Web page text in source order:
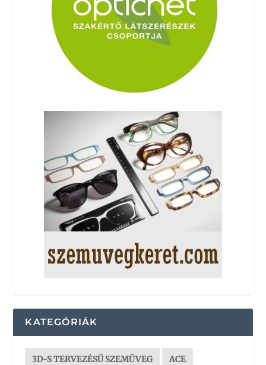
KATEGÓRIÁK
3D-S TERVEZÉSŰ SZEMÜVEG ACE